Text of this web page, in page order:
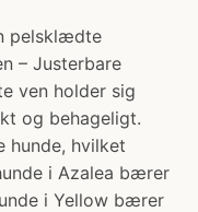
pelsklædte
– Justerbare
ven holder sig
og behageligt.
hunde, hvilket
i Azalea bærer
i Yellow bærer